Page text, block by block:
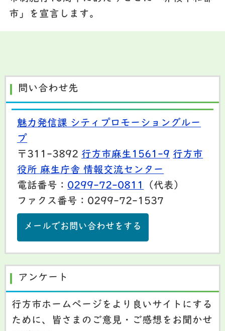
市」を宣言します。
問い合わせ先
魅力発信課 シティプロモーショングルー
プ
〒311-3892 行方市麻生1561-9 行方市
役所 麻生庁舎 情報交流センター
電話番号： 0299-72-0811
（代表）
ファクス番号：0299-72-1537
メールでお問い合わせをする
アンケート
行方市ホームページをより良いサイトにする
ために、皆さまのご意見・ご感想をお聞かせ